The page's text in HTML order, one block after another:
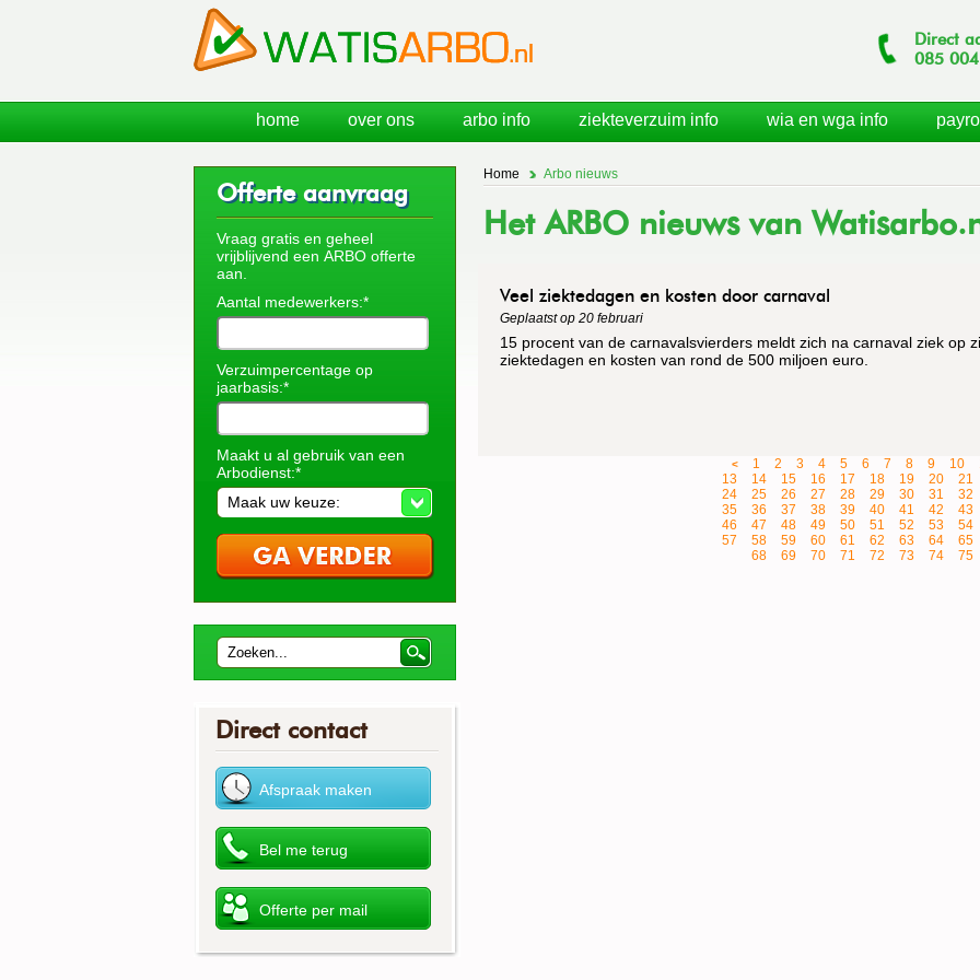
Direct
085
Home Arbo nieuws
Het ARBO nieuws van
Veel ziektedagen en kosten door carnaval
Geplaatst op 20 februari
15 procent van de carnavalsvierders meldt zich na carnaval ziek op
ziektedagen en kosten van rond de 500 miljoen euro.
< 1 2 3 4 5 6 7 8 9 10
13
14 15 16 17 18 19 20 21
24
25 26 27 28 29 30 31 32
35
36 37 38 39 40 41 42 43
46
47 48 49 50 51 52 53 54
57
58 59 60 61 62 63 64 65
68
69 70 71 72 73 74 75
Offerte aanvraag
Vraag gratis en geheel
vrijblijvend een ARBO offerte
aan.
Aantal medewerkers:*
Verzuimpercentage op
jaarbasis:*
Maakt u al gebruik van een
Arbodienst:*
Maak uw keuze:
Direct contact
home over ons arbo info ziekteverzuim info wia en wga info